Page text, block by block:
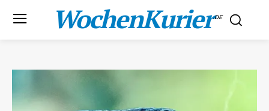
WochenKurier.DE